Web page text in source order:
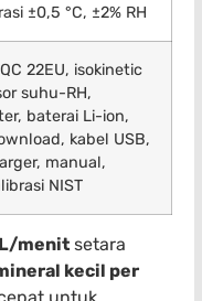
±0,5 °C, ±2% RH
22EU, isokinetic
suhu-RH,
baterai Li-ion,
kabel USB,
manual,
NIST
menit setara
kecil per